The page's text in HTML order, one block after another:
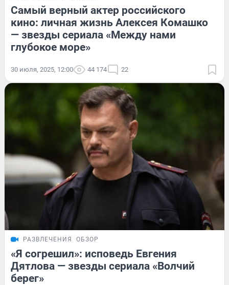
Самый верный актер российского
кино: личная жизнь Алексея Комашко
— звезды сериала «Между нами
глубокое море»
30 июля, 2025, 12:00 44 174 22
РАЗВЛЕЧЕНИЯ ОБЗОР
«Я согрешил»: исповедь Евгения
Дятлова — звезды сериала «Волчий
берег»